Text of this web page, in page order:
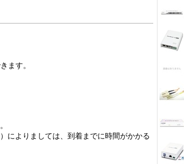
ます。
によりましては、到着までに時間がかかる